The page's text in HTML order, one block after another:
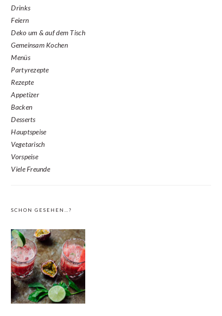
Drinks
Feiern
Deko um & auf dem Tisch
Gemeinsam Kochen
Menüs
Partyrezepte
Rezepte
Appetizer
Backen
Desserts
Hauptspeise
Vegetarisch
Vorspeise
Viele Freunde
SCHON GESEHEN…?